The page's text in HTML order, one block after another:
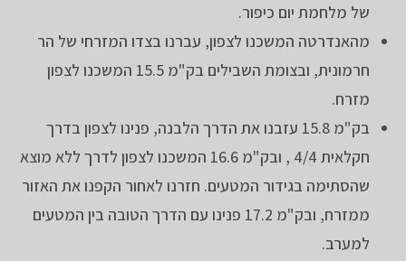
של מלחמת יום כיפור.
מהאנדרטה המשכנו לצפון, עברנו בצדו המזרחי של הר
חרמונית, ובצומת השבילים בק"מ 15.5 המשכנו לצפון
מזרח.
בק"מ 15.8 עזבנו את הדרך הלבנה, פנינו לצפון בדרך
חקלאית 4/4 , ובק"מ 16.6 המשכנו לצפון לדרך ללא מוצא
שהסתימה בגידור המטעים. חזרנו לאחור הקפנו את האזור
ממזרח, ובק"מ 17.2 פנינו עם הדרך הטובה בין המטעים
למערב.